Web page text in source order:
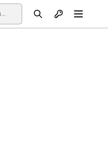
Otvori profil